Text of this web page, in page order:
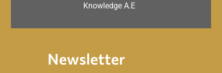
Knowledge A.E
Newsletter